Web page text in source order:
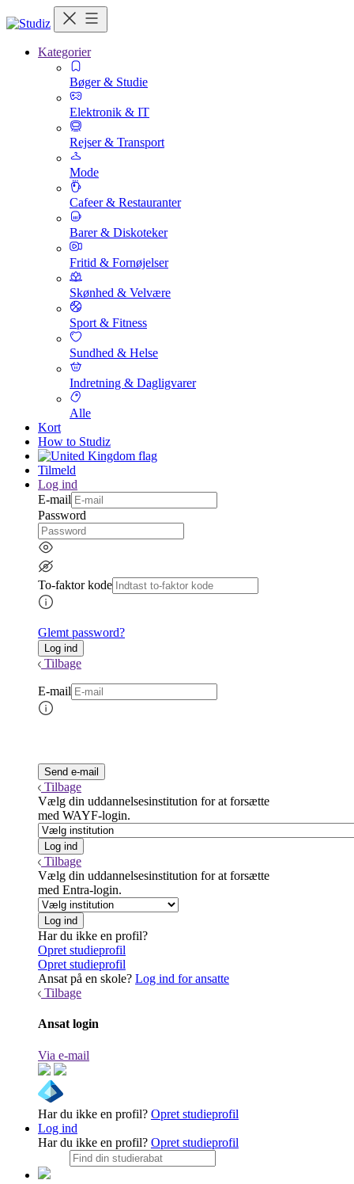
Kategorier
Bøger & Studie
Elektronik & IT
Rejser & Transport
Mode
Cafeer & Restauranter
Barer & Diskoteker
Fritid & Fornøjelser
Skønhed & Velvære
Sport & Fitness
Sundhed & Helse
Indretning & Dagligvarer
Alle
Kort
How to Studiz
Tilmeld
Log ind
E-mail
Password
To-faktor kode
Glemt password?
Tilbage
E-mail
Tilbage
Vælg din uddannelsesinstitution for at forsætte
med WAYF-login.
Tilbage
Vælg din uddannelsesinstitution for at forsætte
med Entra-login.
Har du ikke en profil?
Opret studieprofil
Opret studieprofil
Ansat på en skole? Log ind for ansatte
Tilbage
Ansat login
Via e-mail
Har du ikke en profil? Opret studieprofil
Log ind
Har du ikke en profil? Opret studieprofil